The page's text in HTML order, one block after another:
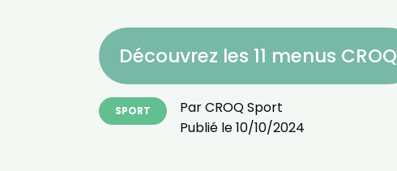
Découvrez les 11 menus CROQ
SPORT ParCROQ Sport
Publié le10/10/2024